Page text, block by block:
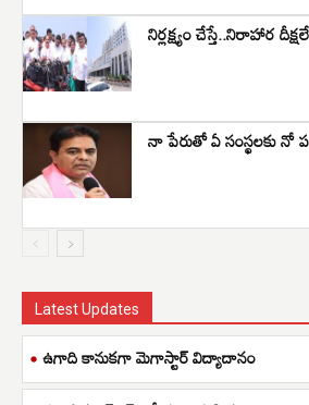
నిర్లక్ష్యం చేస్తే..నిరాహార
నా పేరుతో ఏ సంస్థలకు నో
Latest Updates
ఉగాది కానుకగా మెగాస్టార్ విద్యాదానం